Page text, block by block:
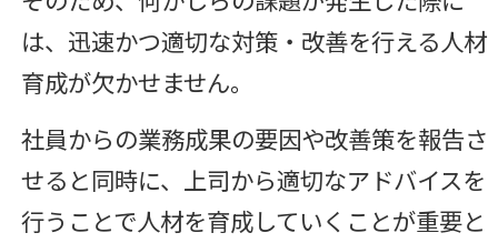
は、迅速かつ適切な対策・改善を行える人材
育成が欠かせません。
社員からの業務成果の要因や改善策を報告さ
せると同時に、上司から適切なアドバイスを
行うことで人材を育成していくことが重要と